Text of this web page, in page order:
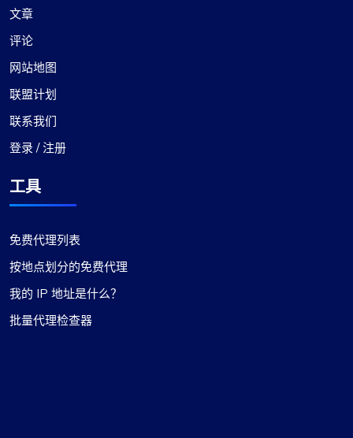
文章
评论
网站地图
联盟计划
联系我们
登录 / 注册
工具
免费代理列表
按地点划分的免费代理
我的 IP 地址是什么？
批量代理检查器